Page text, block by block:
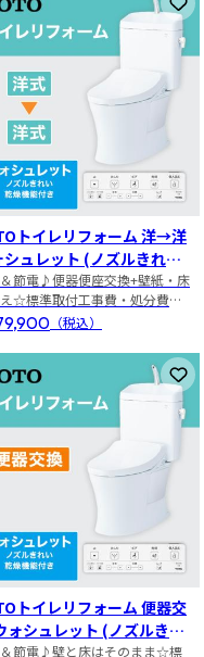
登録 お
トイレリフォーム 洋→洋
シュレット (ノズルきれ
乾燥機能付き)
節電♪便器便座交換+壁紙・床
☆標準取付工事費・処分費無
（税込）
登録 お
トイレリフォーム 便器交
ォシュレット (ノズルきれ
乾燥機能付き)
節電♪壁と床はそのまま☆標